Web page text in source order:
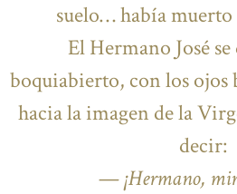
suelo… había muerto
El Hermano José
boquiabierto, con los
hacia la imagen de la
decir:
—¡Hermano,